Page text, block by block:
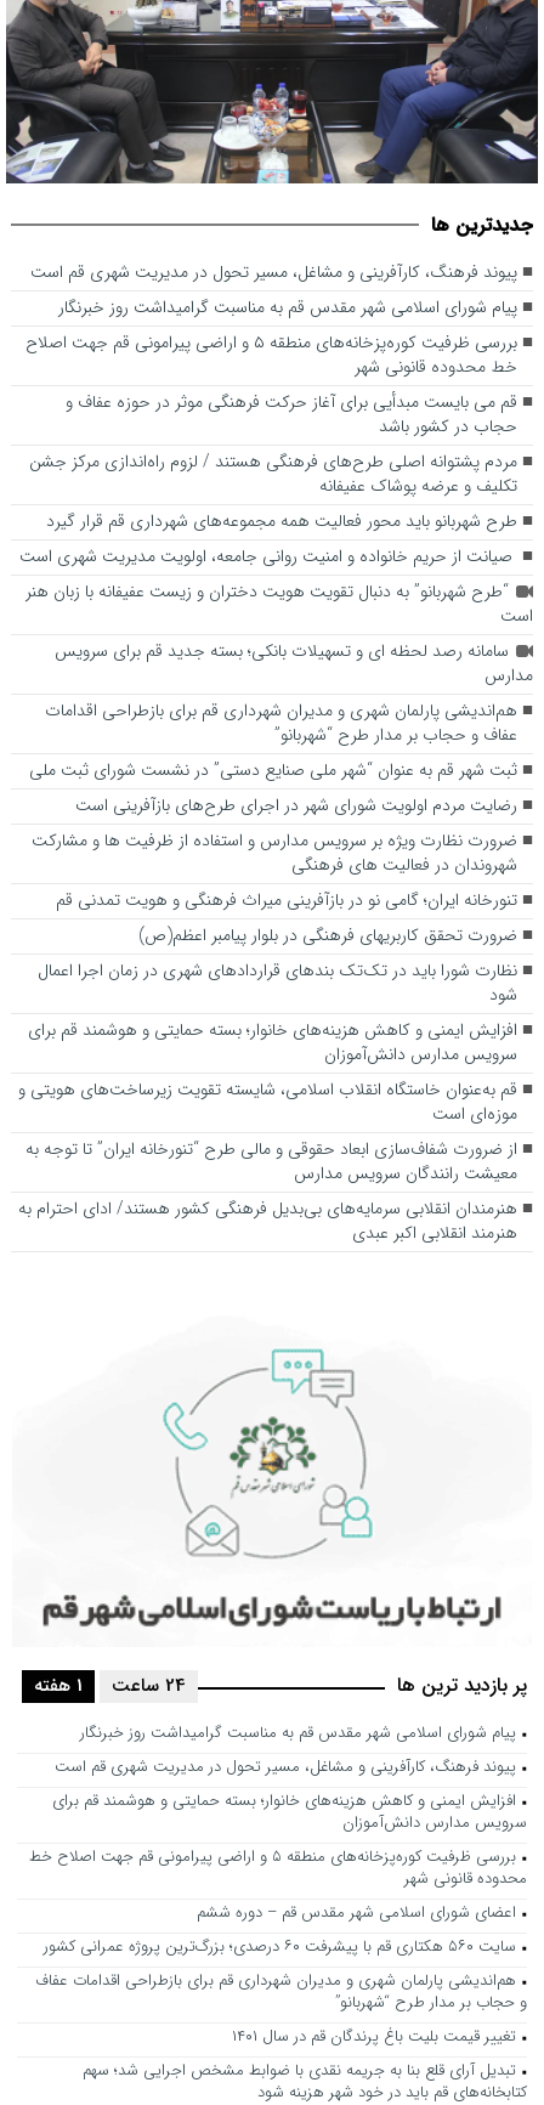
است
جديدترين ها
پیوند فرهنگ، کارآفرینی و مشاغل، مسیر تحول در مدیریت شهری قم است
پیام شورای اسلامی شهر مقدس قم به مناسبت گرامیداشت روز خبرنگار
بررسی ظرفیت کوره‌پزخانه‌های منطقه ۵ و اراضی پیرامونی قم جهت اصلاح
خط محدوده قانونی شهر
قم می بایست مبدأیی برای آغاز حرکت فرهنگی موثر در حوزه عفاف و
حجاب در کشور باشد
مردم پشتوانه اصلی طرح‌های فرهنگی هستند / لزوم راه‌اندازی مرکز جشن
تکلیف و عرضه پوشاک عفیفانه
طرح شهربانو باید محور فعالیت همه مجموعه‌های شهرداری قم قرار گیرد
صیانت از حریم خانواده و امنیت روانی جامعه، اولویت مدیریت شهری است
“طرح شهربانو” به دنبال تقویت هویت دختران و زیست عفیفانه با زبان هنر
است
سامانه رصد لحظه ای و تسهیلات بانکی؛ بسته جدید قم برای سرویس
مدارس
هم‌اندیشی پارلمان شهری و مدیران شهرداری قم برای بازطراحی اقدامات
عفاف و حجاب بر مدار طرح “شهربانو”
ثبت شهر قم به عنوان “شهر ملی صنایع دستی” در نشست شورای ثبت ملی
رضایت مردم اولویت شورای شهر در اجرای طرح‌های بازآفرینی است
ضرورت نظارت ویژه بر سرویس مدارس و استفاده از ظرفیت ها و مشارکت
شهروندان در فعالیت های فرهنگی
تنورخانه ایران؛ گامی نو در بازآفرینی میراث فرهنگی و هویت تمدنی قم
ضرورت تحقق کاربری­های فرهنگی در بلوار پیامبر اعظم(ص)
نظارت شورا باید در تک‌تک بندهای قراردادهای شهری در زمان اجرا اعمال
شود
افزایش ایمنی و کاهش هزینه‌های خانوار؛ بسته حمایتی و هوشمند قم برای
سرویس مدارس دانش‌آموزان
قم به‌عنوان خاستگاه انقلاب اسلامی، شایسته تقویت زیرساخت‌های هویتی و
موزه‌ای است
از ضرورت شفاف‌سازی ابعاد حقوقی و مالی طرح “تنورخانه ایران” تا توجه به
معیشت رانندگان سرویس مدارس
هنرمندان انقلابی سرمایه‌های بی‌بدیل فرهنگی کشور هستند/ ادای احترام به
هنرمند انقلابی اکبر عبدی
پر بازدید ترین ها 1 هفته 24 ساعت
پیام شورای اسلامی شهر مقدس قم به مناسبت گرامیداشت روز خبرنگار
پیوند فرهنگ، کارآفرینی و مشاغل، مسیر تحول در مدیریت شهری قم است
افزایش ایمنی و کاهش هزینه‌های خانوار؛ بسته حمایتی و هوشمند قم برای
سرویس مدارس دانش‌آموزان
بررسی ظرفیت کوره‌پزخانه‌های منطقه ۵ و اراضی پیرامونی قم جهت اصلاح خط
محدوده قانونی شهر
اعضای شورای اسلامی شهر مقدس قم – دوره ششم
سایت ۵۶۰ هکتاری قم با پیشرفت ۶۰ درصدی؛ بزرگ‌ترین پروژه عمرانی کشور
هم‌اندیشی پارلمان شهری و مدیران شهرداری قم برای بازطراحی اقدامات عفاف
و حجاب بر مدار طرح “شهربانو”
تغییر قیمت بلیت باغ پرندگان قم در سال ۱۴۰۱
تبدیل آرای قلع بنا به جریمه نقدی با ضوابط مشخص اجرایی شد؛ سهم
کتابخانه‌های قم باید در خود شهر هزینه شود